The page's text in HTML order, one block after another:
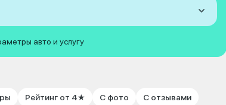
авто и услугу
Рейтинг от 4★ С фото С отзывами